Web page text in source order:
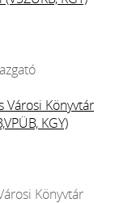
Városi Könyvtár
KGY)
Könyvtár